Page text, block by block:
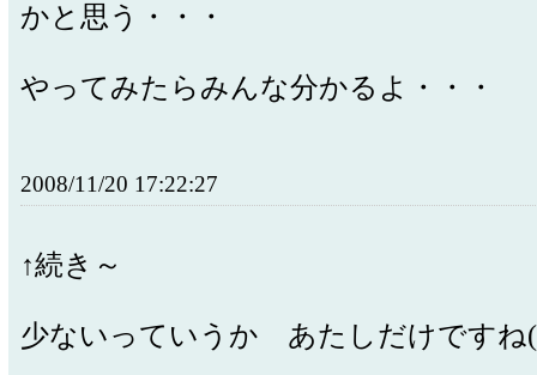
かと思う・・・
やってみたらみんな分かるよ・・・
2008/11/20 17:22:27
↑続き～
少ないっていうか あたしだけですね(